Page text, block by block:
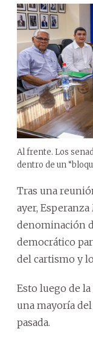
Al frente. Los
dentro de un
Tras una
ayer,
denominación
democrático
del cartismo y
Esto luego de
una mayoría
pasada.